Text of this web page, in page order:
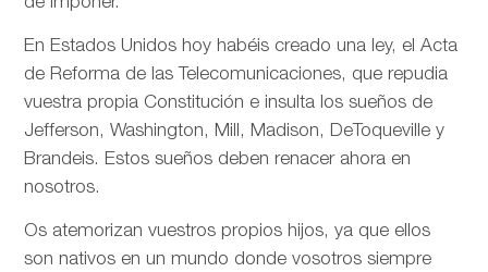
En Estados Unidos hoy habéis creado una ley, el Acta
de Reforma de las Telecomunicaciones, que repudia
vuestra propia Constitución e insulta los sueños de
Jefferson, Washington, Mill, Madison, DeToqueville y
Brandeis. Estos sueños deben renacer ahora en
nosotros.
Os atemorizan vuestros propios hijos, ya que ellos
son nativos en un mundo donde vosotros siempre